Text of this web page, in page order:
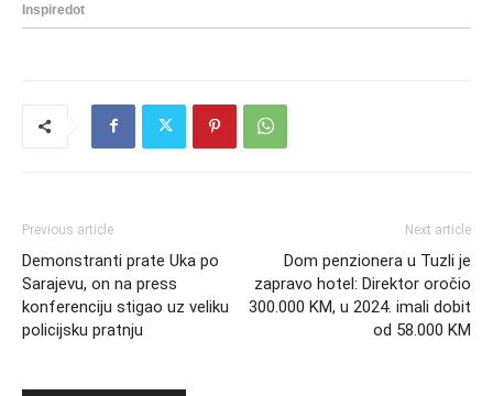
Previous article
Demonstranti prate Uka po
Sarajevu, on na press
konferenciju stigao uz veliku
policijsku pratnju
Next article
Dom penzionera u Tuzli je
zapravo hotel: Direktor oročio
300.000 KM, u 2024. imali dobit
od 58.000 KM